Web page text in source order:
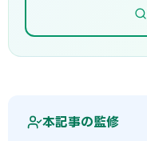
本記事の監修